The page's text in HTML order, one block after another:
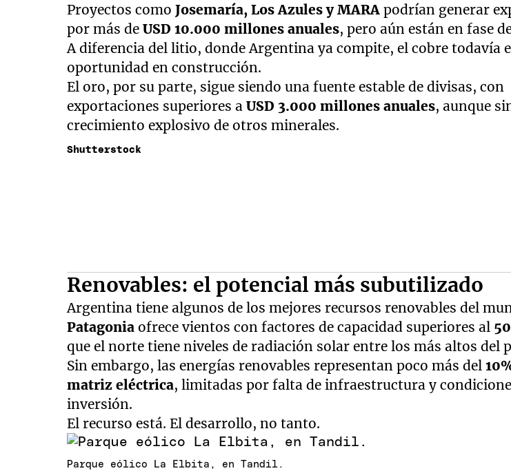
Proyectos comoJosemaría, Los Azules y MARA podrían generar
por más deUSD 10.000 millones anuales, pero aún están en fase
A diferencia del litio, donde Argentina ya compite, el cobre todavía
oportunidad en construcción.
El oro, por su parte, sigue siendo una fuente estable de divisas, con
exportaciones superiores aUSD 3.000 millones anuales, aunque
crecimiento explosivo de otros minerales.
Shutterstock
Renovables: el potencial más subutilizado
Argentina tiene algunos de los mejores recursos renovables del
Patagonia ofrece vientos con factores de capacidad superiores al
que el norte tiene niveles de radiación solar entre los más altos del
Sin embargo, las energías renovables representan poco más del
matriz eléctrica, limitadas por falta de infraestructura y
inversión.
El recurso está. El desarrollo, no tanto.
Parque eólico La Elbita, en Tandil.